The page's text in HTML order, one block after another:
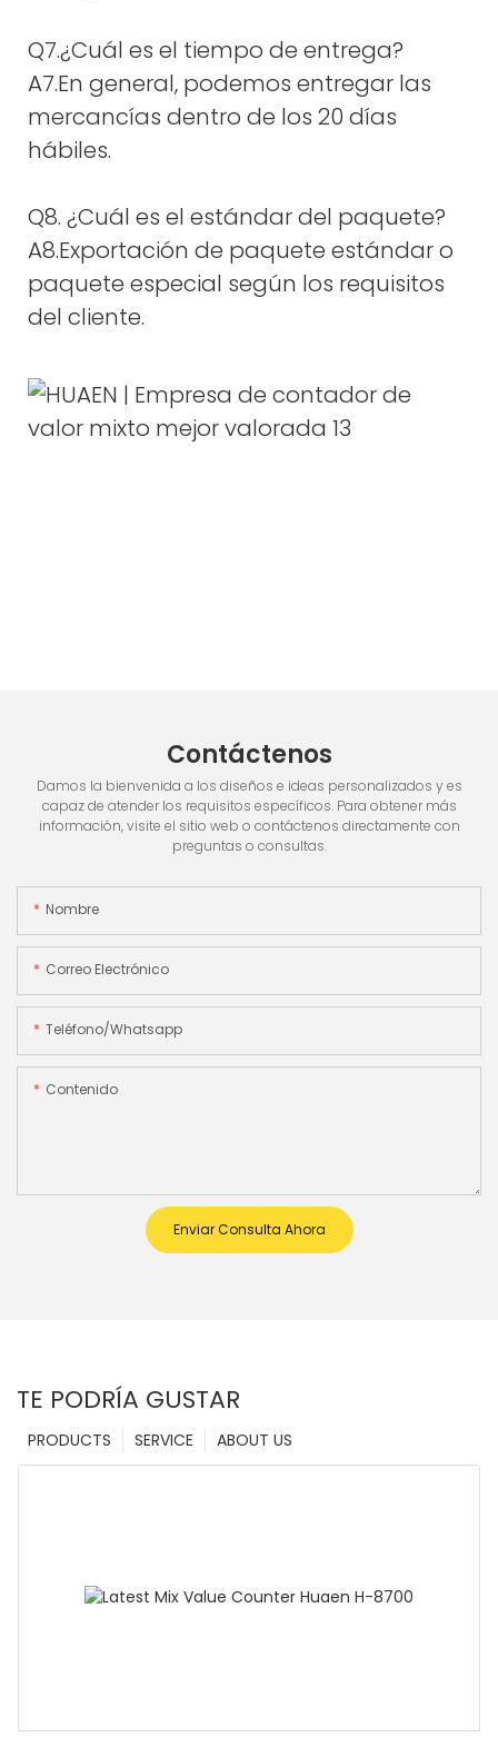
Q7.¿Cuál es el tiempo de entrega?
A7.En general, podemos entregar las
mercancías dentro de los 20 días
hábiles.
Q8. ¿Cuál es el estándar del paquete?
A8.Exportación de paquete estándar o
paquete especial según los requisitos
del cliente.
Contáctenos
Damos la bienvenida a los diseños e ideas personalizados y es
capaz de atender los requisitos específicos. Para obtener más
información, visite el sitio web o contáctenos directamente con
preguntas o consultas.
Nombre
Correo Electrónico
Teléfono/whatsapp
Contenido
Enviar Consulta Ahora
TE PODRÍA GUSTAR
ABOUT US
SERVICE
PRODUCTS